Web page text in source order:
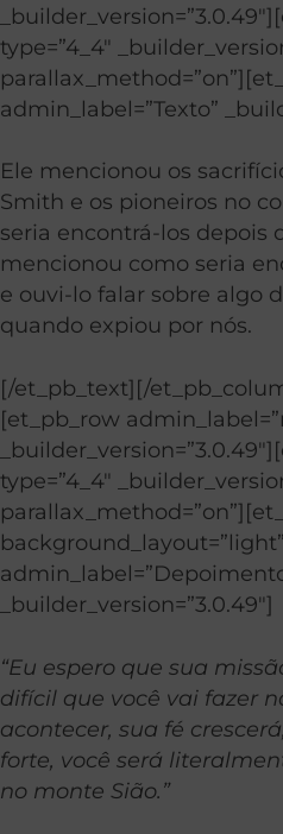
type=”4_4″
admin_label=”Texto”
Ele mencionou os
Smith e os pioneiros no
seria encontrá-los depois
mencionou como seria
e ouvi-lo falar sobre algo
quando expiou por nós.
[/et_pb_text][/
[et_pb_row
type=”4_4″
background_layout=”light”
_builder_version=”3.0.49″]
“Eu espero que sua
difícil que você vai fazer
acontecer, sua fé
forte, você será
no monte Sião.”